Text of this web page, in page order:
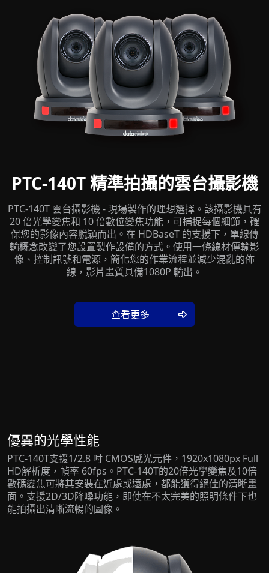
PTC-140T 精準拍攝的雲台攝影機
PTC-140T 雲台攝影機 - 現場製作的理想選擇。該攝影機具有
20 倍光學變焦和 10 倍數位變焦功能，可捕捉每個細節，確
保您的影像內容脫穎而出。在 HDBaseT 的支援下，單線傳
輸概念改變了您設置製作設備的方式。使用一條線材傳輸影
像、控制訊號和電源，簡化您的作業流程並減少混亂的佈
線，影片畫質具備1080P 輸出。
查看更多
優異的光學性能
PTC-140T支援1/2.8 吋 CMOS感光元件，1920x1080px Full
HD解析度，幀率 60fps。PTC-140T的20倍光學變焦及10倍
數碼變焦可將其安裝在近處或遠處，都能獲得絕佳的清晰畫
面。支援2D/3D降噪功能，即使在不太完美的照明條件下也
能拍攝出清晰流暢的圖像。